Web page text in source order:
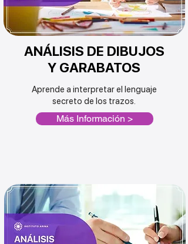
ANÁLISIS DE DIBUJOS
Y GARABATOS
Aprende a interpretar el lenguaje
secreto de los trazos.
Más Información >